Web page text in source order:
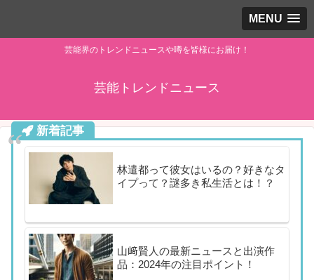
MENU
芸能界のトレンドニュースや噂を皆様にお届け！
芸能トレンドニュース
新着記事
林遣都って彼女はいるの？好きなタ
イプって？謎多き私生活とは！？
山﨑賢人の最新ニュースと出演作
品：2024年の注目ポイント！